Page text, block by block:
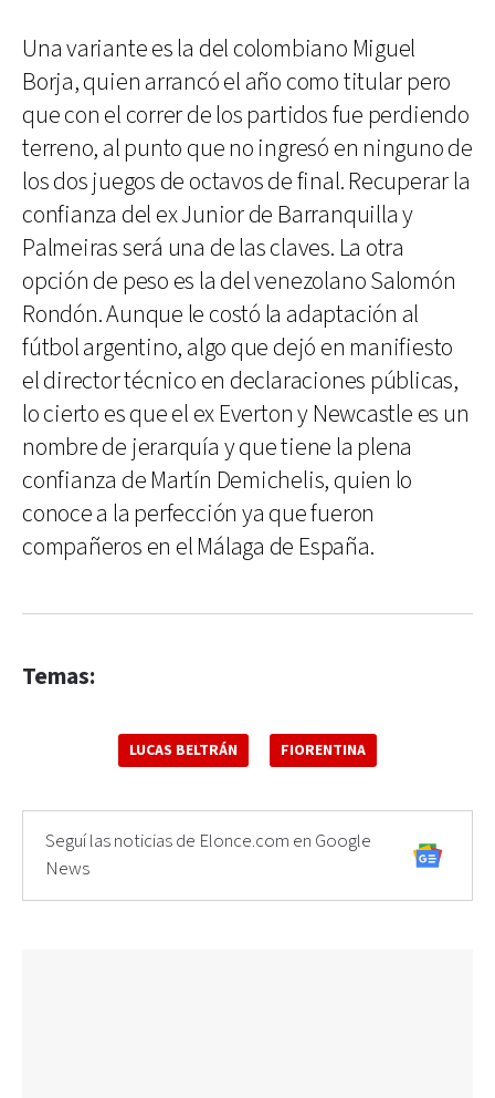
Una variante es la del colombiano Miguel
Borja, quien arrancó el año como titular pero
que con el correr de los partidos fue perdiendo
terreno, al punto que no ingresó en ninguno de
los dos juegos de octavos de final. Recuperar la
confianza del ex Junior de Barranquilla y
Palmeiras será una de las claves. La otra
opción de peso es la del venezolano Salomón
Rondón. Aunque le costó la adaptación al
fútbol argentino, algo que dejó en manifiesto
el director técnico en declaraciones públicas,
lo cierto es que el ex Everton y Newcastle es un
nombre de jerarquía y que tiene la plena
confianza de Martín Demichelis, quien lo
conoce a la perfección ya que fueron
compañeros en el Málaga de España.
Temas:
LUCAS BELTRÁN FIORENTINA
Seguí las noticias de Elonce.com en Google
News